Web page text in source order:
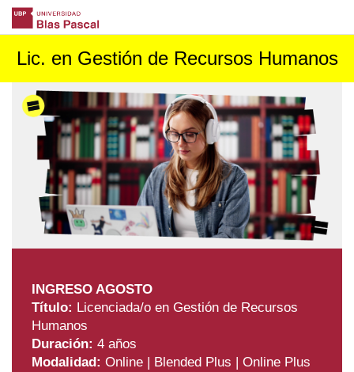
Lic. en Gestión de Recursos Humanos
INGRESO AGOSTO
Título: Licenciada/o en Gestión de Recursos
Humanos
Duración: 4 años
Modalidad: Online | Blended Plus | Online Plus